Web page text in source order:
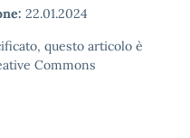
22.01.2024
questo articolo è
Commons